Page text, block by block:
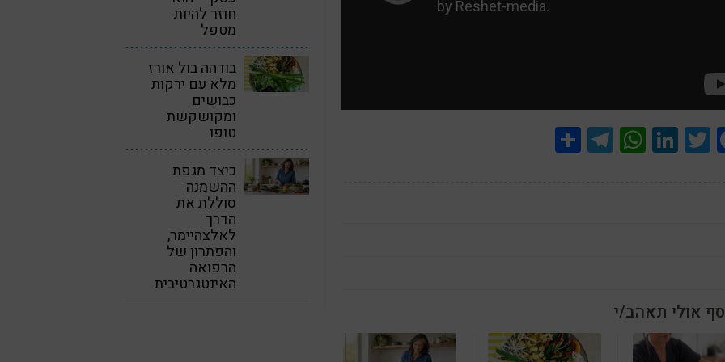
Facebook
Twitter
LinkedIn
WhatsApp
Telegram
אולי תאהב/י
חוזר להיות
מטפל
בודהה בול אורז
מלא עם ירקות
כבושים
ומקושקשת
טופו
כיצד מגפת
ההשמנה
סוללת את
הדרך
לאלצהיימר,
והפתרון של
הרפואה
האינטגרטיבית